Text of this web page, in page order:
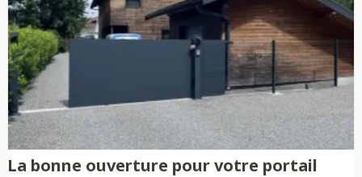
nécessitent aucune peinture ni
traitement anti-rouille.
La bonne ouverture pour votre portail